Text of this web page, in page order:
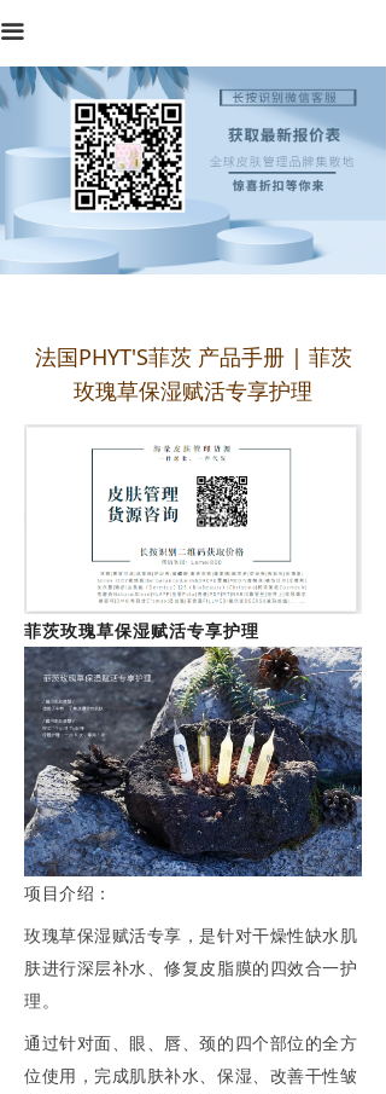
끀首页
品牌中心
产品中心
行业资讯
专业知识
法国PHYT'S菲茨 产品手册 | 菲茨
玫瑰草保湿赋活专享护理
菲茨玫瑰草保湿赋活专享护理
项目介绍：
玫瑰草保湿赋活专享，是针对干燥性缺水肌
肤进行深层补水、修复皮脂膜的四效合一护
理。
通过针对面、眼、唇、颈的四个部位的全方
位使用，完成肌肤补水、保湿、改善干性皱